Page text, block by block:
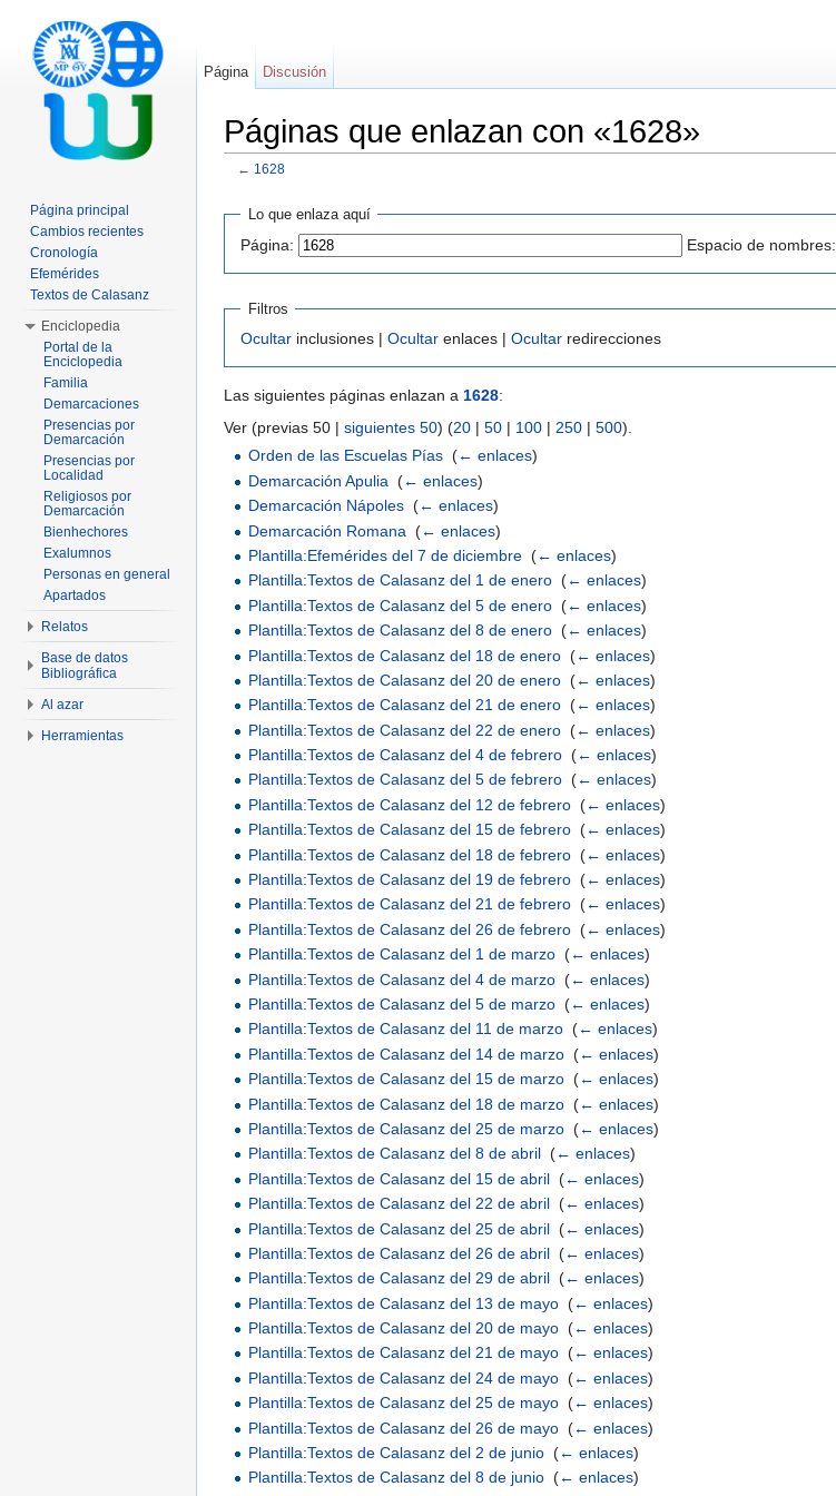
Páginas que enlazan con «1628»
← 1628
Lo que enlaza aquí
Página: Espacio de nombres:
Filtros
Ocultar inclusiones | Ocultar enlaces | Ocultar redirecciones
Las siguientes páginas enlazan a 1628:
Ver (previas 50 | siguientes 50) (20 | 50 | 100 | 250 | 500).
Orden de las Escuelas Pías (← enlaces)
Demarcación Apulia
(← enlaces)
Demarcación Nápoles (← enlaces)
Demarcación Romana
(← enlaces)
Plantilla:Efemérides del 7 de diciembre (← enlaces)
Plantilla:Textos de Calasanz del 1 de enero (← enlaces)
Plantilla:Textos de Calasanz del 5 de enero (← enlaces)
Plantilla:Textos de Calasanz del 8 de enero (← enlaces)
Plantilla:Textos de Calasanz del 18 de enero (← enlaces)
Plantilla:Textos de Calasanz del 20 de enero (← enlaces)
Plantilla:Textos de Calasanz del 21 de enero (← enlaces)
Plantilla:Textos de Calasanz del 22 de enero (← enlaces)
Plantilla:Textos de Calasanz del 4 de febrero (← enlaces)
Plantilla:Textos de Calasanz del 5 de febrero (← enlaces)
Plantilla:Textos de Calasanz del 12 de febrero (← enlaces)
Plantilla:Textos de Calasanz del 15 de febrero (← enlaces)
Plantilla:Textos de Calasanz del 18 de febrero (← enlaces)
Plantilla:Textos de Calasanz del 19 de febrero (← enlaces)
Plantilla:Textos de Calasanz del 21 de febrero (← enlaces)
Plantilla:Textos de Calasanz del 26 de febrero (← enlaces)
Plantilla:Textos de Calasanz del 1 de marzo (← enlaces)
Plantilla:Textos de Calasanz del 4 de marzo (← enlaces)
Plantilla:Textos de Calasanz del 5 de marzo (← enlaces)
Plantilla:Textos de Calasanz del 11 de marzo (← enlaces)
Plantilla:Textos de Calasanz del 14 de marzo (← enlaces)
Plantilla:Textos de Calasanz del 15 de marzo (← enlaces)
Plantilla:Textos de Calasanz del 18 de marzo (← enlaces)
Plantilla:Textos de Calasanz del 25 de marzo (← enlaces)
Plantilla:Textos de Calasanz del 8 de abril (← enlaces)
Plantilla:Textos de Calasanz del 15 de abril (← enlaces)
Plantilla:Textos de Calasanz del 22 de abril (← enlaces)
Plantilla:Textos de Calasanz del 25 de abril (← enlaces)
Plantilla:Textos de Calasanz del 26 de abril (← enlaces)
Plantilla:Textos de Calasanz del 29 de abril (← enlaces)
Plantilla:Textos de Calasanz del 13 de mayo (← enlaces)
Plantilla:Textos de Calasanz del 20 de mayo (← enlaces)
Plantilla:Textos de Calasanz del 21 de mayo (← enlaces)
Plantilla:Textos de Calasanz del 24 de mayo (← enlaces)
Plantilla:Textos de Calasanz del 25 de mayo (← enlaces)
Plantilla:Textos de Calasanz del 26 de mayo (← enlaces)
Plantilla:Textos de Calasanz del 2 de junio (← enlaces)
Plantilla:Textos de Calasanz del 8 de junio (← enlaces)
Página Discusión
Página principal
Cambios recientes
Cronología
Efemérides
Textos de Calasanz
Enciclopedia
Portal de la
Enciclopedia
Familia
Demarcaciones
Presencias por
Demarcación
Presencias por
Localidad
Religiosos por
Demarcación
Bienhechores
Exalumnos
Personas en general
Apartados
Relatos
Base de datos
Bibliográfica
Al azar
Herramientas